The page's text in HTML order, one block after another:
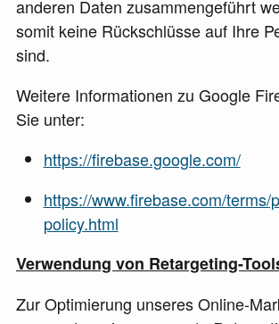
anderen Daten zusammengeführt
somit keine Rückschlüsse auf Ihre
sind.
Weitere Informationen zu Google
Sie unter:
https://firebase.google.com/
https://www.firebase.com/terms/
policy.html
Verwendung von Retargeting-
Zur Optimierung unseres Online-